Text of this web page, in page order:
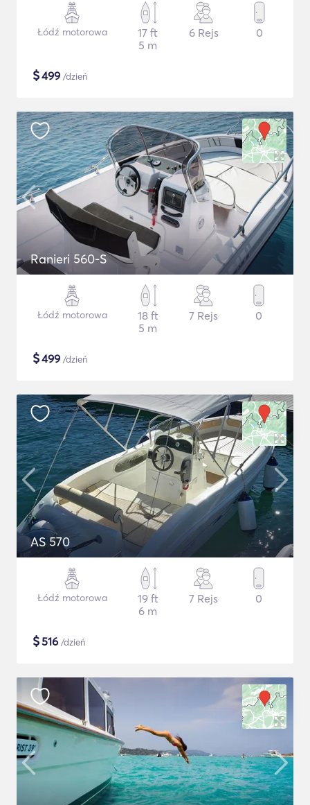
Łódź motorowa
17 ft
5 m
6 Rejs 0
$499 /dzień
Ranieri 560-S
Łódź motorowa
18 ft
5 m
7 Rejs 0
$499 /dzień
AS 570
Łódź motorowa
19 ft
6 m
7 Rejs 0
$516 /dzień